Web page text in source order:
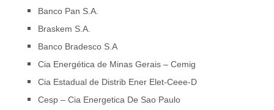
Banco Pan S.A.
Braskem S.A.
Banco Bradesco S.A
Cia Energética de Minas Gerais – Cemig
Cia Estadual de Distrib Ener Elet-Ceee-D
Cesp – Cia Energetica De Sao Paulo